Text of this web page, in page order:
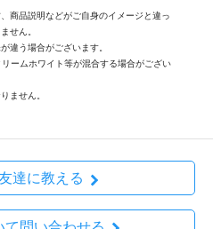
商品説明などがご自身のイメージと違っ
せん。
違う場合がございます。
ームホワイト等が混合する場合がござい
ません。
達に教える